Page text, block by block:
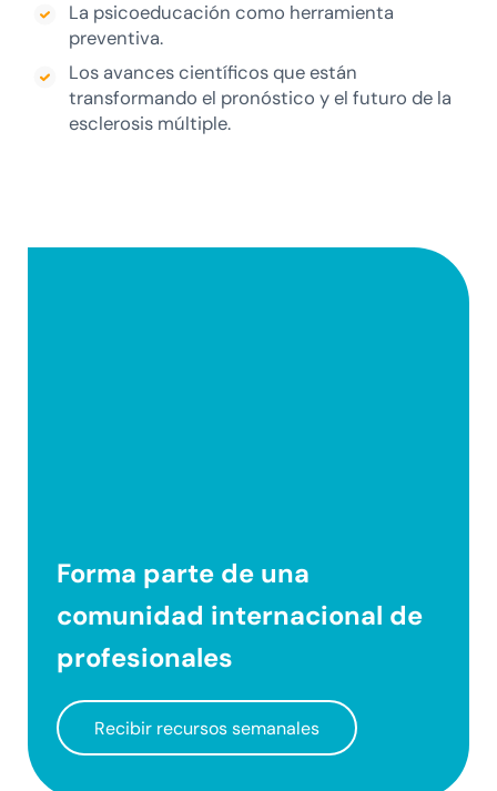
La psicoeducación como herramienta
preventiva.
Los avances científicos que están
transformando el pronóstico y el futuro de la
esclerosis múltiple.
Forma parte de una
comunidad internacional de
profesionales
Recibir recursos semanales